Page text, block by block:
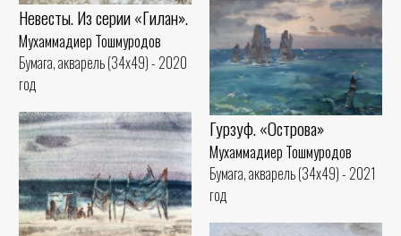
Невесты. Из серии «Гилан».
Мухаммадиер Тошмуродов
Бумага, акварель (34x49) - 2020
год
Гурзуф. «Острова»
Мухаммадиер Тошмуродов
Бумага, акварель (34x49) - 2021
год